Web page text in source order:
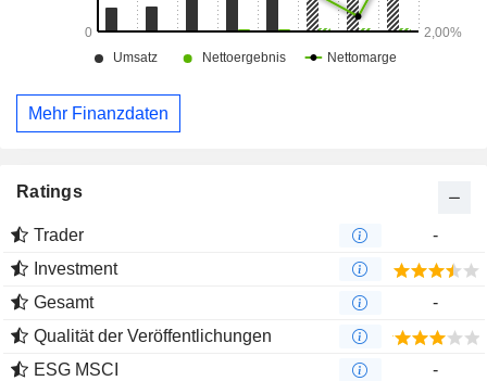
Mehr Finanzdaten
Ratings
Trader
-
Investment
Gesamt
-
Qualität der Veröffentlichungen
ESG MSCI
-